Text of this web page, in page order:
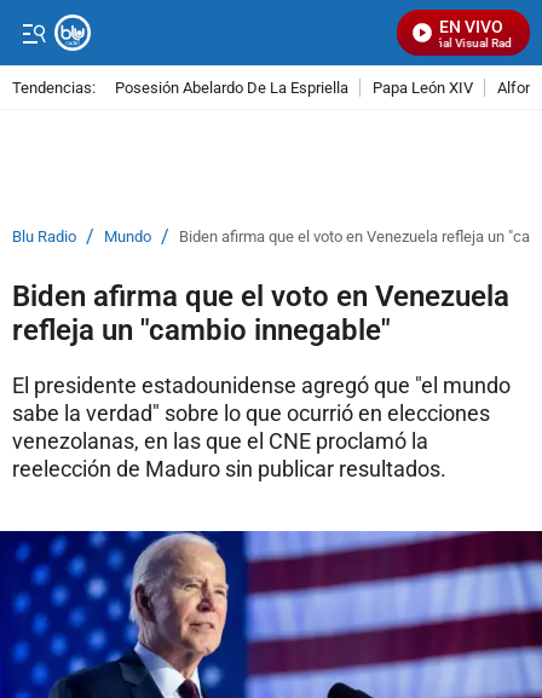
EN VIVO
Señal Visual Radio
Tendencias: Posesión Abelardo De La Espriella Papa León XIV
Blu Radio / Mundo / Biden afirma que el voto en Venezuela refleja un
Biden afirma que el voto en Venezuela
refleja un "cambio innegable"
El presidente estadounidense agregó que "el mundo
sabe la verdad" sobre lo que ocurrió en elecciones
venezolanas, en las que el CNE proclamó la
reelección de Maduro sin publicar resultados.